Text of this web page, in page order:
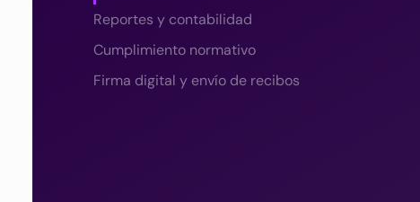
Reportes y contabilidad
Cumplimiento normativo
Firma digital y envío de recibos